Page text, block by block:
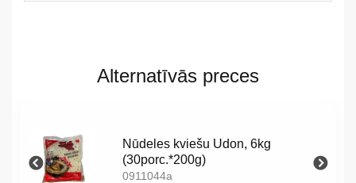
Alternatīvās preces
Nūdeles kviešu Udon, 6kg
(30porc.*200g)
0911044a
RU